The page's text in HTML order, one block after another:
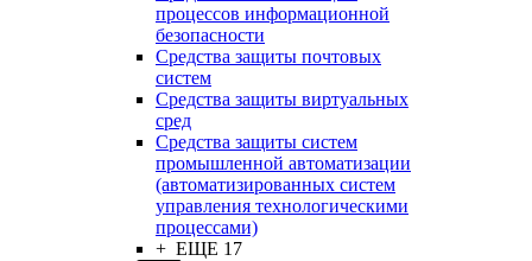
процессов информационной
безопасности
Средства защиты почтовых
систем
Средства защиты виртуальных
сред
Средства защиты систем
промышленной автоматизации
(автоматизированных систем
управления технологическими
процессами)
+ ЕЩЕ 17